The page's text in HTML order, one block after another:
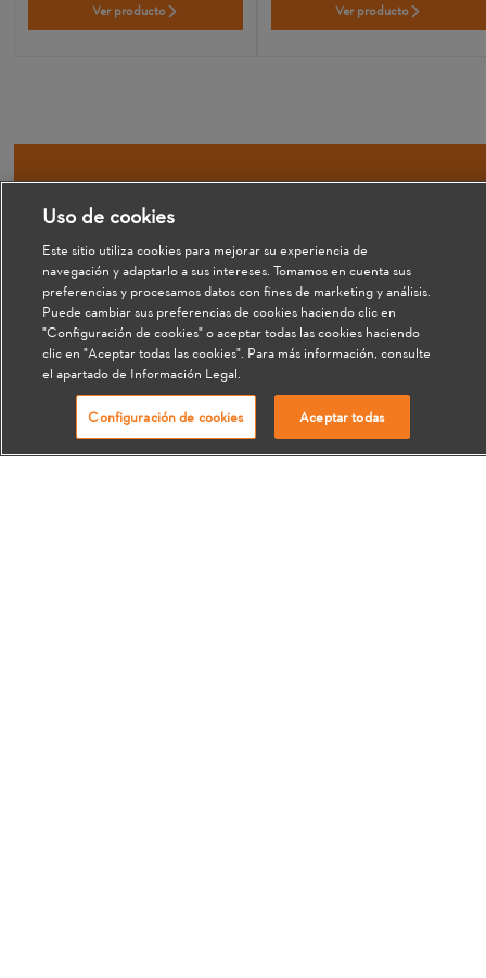
Ver producto Ver producto
Suscríbete y recibe un
regalo sorpresa
Mantente al tanto de las novedades y
ofertas de STIHL
Acepto elAviso de PrivacidadyTérminos de Uso
Uso de cookies
Este sitio utiliza cookies para mejorar su experiencia de
navegación y adaptarlo a sus intereses. Tomamos en cuenta sus
preferencias y procesamos datos con fines de marketing y análisis.
Puede cambiar sus preferencias de cookies haciendo clic en
"Configuración de cookies" o aceptar todas las cookies haciendo
clic en "Aceptar todas las cookies". Para más información, consulte
el apartado de Información Legal.
Configuración de cookies Aceptar todas